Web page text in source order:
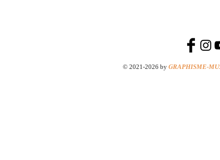
© 2021-2026 by GRAPHISME-